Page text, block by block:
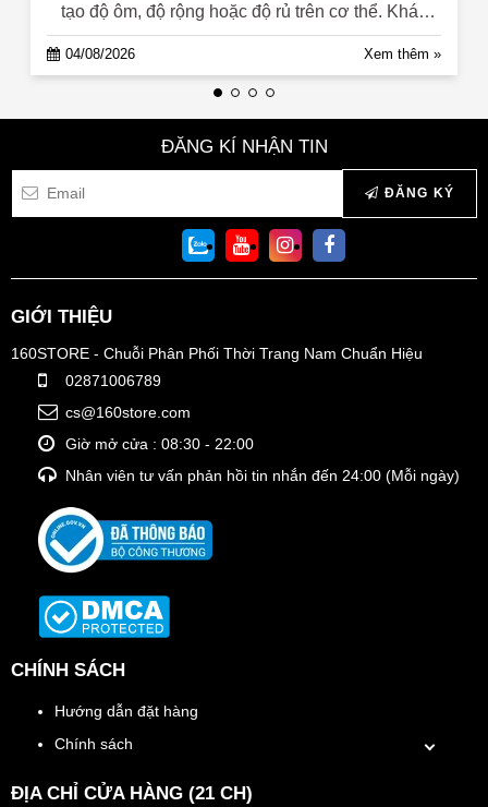
tạo độ ôm, độ rộng hoặc độ rủ trên cơ thể. Khác
với size chỉ thể hiện...
04/08/2026 Xem thêm »
ĐĂNG KÍ NHẬN TIN
ĐĂNG KÝ
GIỚI THIỆU
160STORE - Chuỗi Phân Phối Thời Trang Nam Chuẩn Hiệu
02871006789
cs@160store.com
Giờ mở cửa : 08:30 - 22:00
Nhân viên tư vấn phản hồi tin nhắn đến 24:00 (Mỗi ngày)
CHÍNH SÁCH
Hướng dẫn đặt hàng
Chính sách
ĐỊA CHỈ CỬA HÀNG (21 CH)